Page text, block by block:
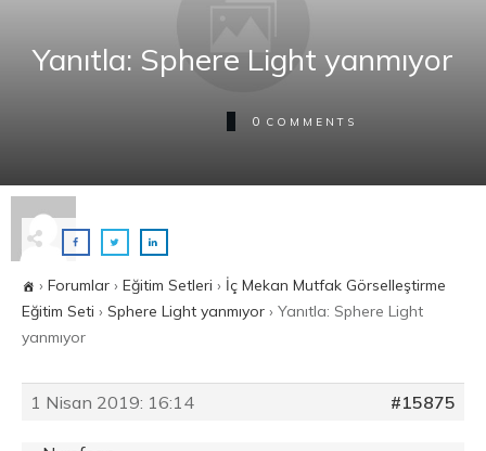
Yanıtla: Sphere Light yanmıyor
0 COMMENTS
› Forumlar › Eğitim Setleri › İç Mekan Mutfak Görselleştirme
Eğitim Seti › Sphere Light yanmıyor › Yanıtla: Sphere Light
yanmıyor
1 Nisan 2019: 16:14 #15875